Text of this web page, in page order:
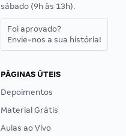
sábado (9h às 13h).
Foi aprovado?
Envie-nos a sua história!
PÁGINAS ÚTEIS
Depoimentos
Material Grátis
Aulas ao Vivo